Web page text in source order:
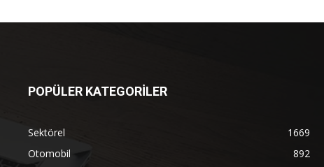
POPÜLER KATEGORİLER
Sektörel
1669
Otomobil
892